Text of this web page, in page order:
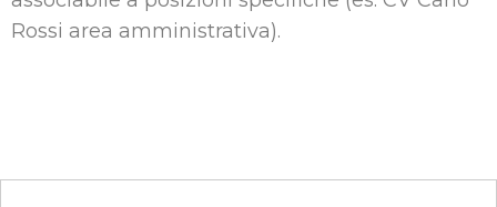
Rossi area amministrativa).